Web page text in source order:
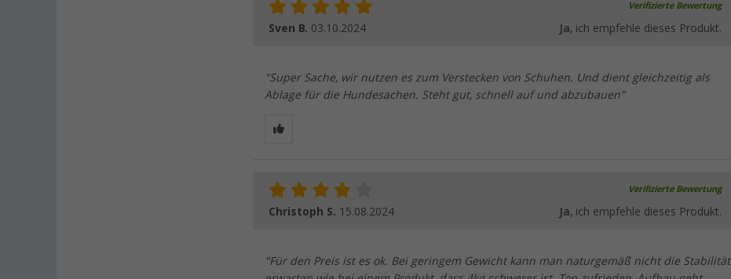
Verifizierte Bewertung
Sven B. 03.10.2024 Ja, ich empfehle dieses Produkt.
"Super Sache, wir nutzen es zum Verstecken von Schuhen. Und dient gleichzeitig als
Ablage für die Hundesachen. Steht gut, schnell auf und abzubauen"
Verifizierte Bewertung
Christoph S. 15.08.2024 Ja, ich empfehle dieses Produkt.
"Für den Preis ist es ok. Bei geringem Gewicht kann man naturgemäß nicht die Stabilität